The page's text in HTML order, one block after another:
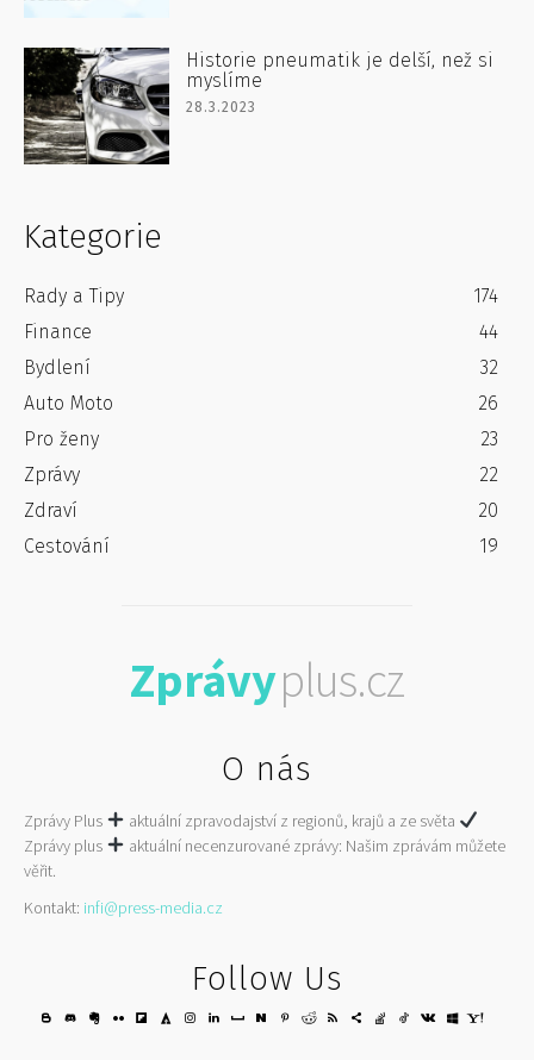
Historie pneumatik je delší, než si
myslíme
28.3.2023
Kategorie
Rady a Tipy
174
Finance
44
Bydlení
32
Auto Moto
26
Pro ženy
23
Zprávy
22
Zdraví
20
Cestování
19
Zprávyplus.cz
O nás
Zprávy Plus
aktuální zpravodajství z regionů, krajů a ze světa
Zprávy plus
aktuální necenzurované zprávy: Našim zprávám můžete
věřit.
Kontakt: infi@press-media.cz
Follow Us